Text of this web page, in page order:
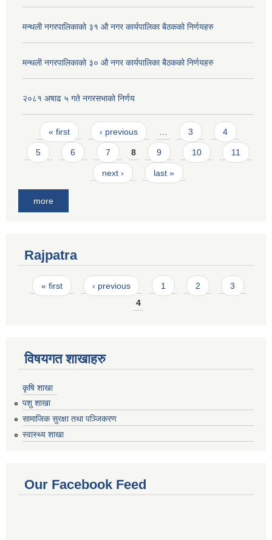
मन्थली नगरपालिकाको ३१ औ नगर कार्यपालिका बैठकको निर्णयहरु
मन्थली नगरपालिकाको ३० औ नगर कार्यपालिका बैठकको निर्णयहरु
२०८१ अषाढ ५ गते नगरसभाको निर्णय
Pages
« first ‹ previous 3 4
5 6 7 8 9 10 11
next › last »
more
Rajpatra
Pages
« first ‹ previous 1 2
3
4
विषयगत शाखाहरु
कृषि शाखा
पशु शाखा
सामाजिक सुरक्षा तथा पञ्जिकरण
स्वास्थ्य शाखा
Our Facebook Feed